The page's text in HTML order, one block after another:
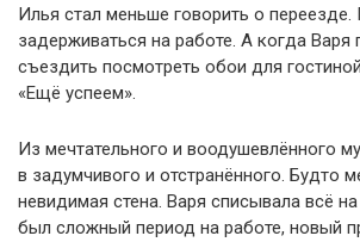
Илья стал меньше говорить о переезде.
задерживаться на работе. А когда Варя
съездить посмотреть обои для
«Ещё успеем».
Из мечтательного и воодушевлённого
в задумчивого и отстранённого. Будто
невидимая стена. Варя списывала всё
был сложный период на работе, новый